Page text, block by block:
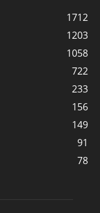
1712
1203
1058
722
233
156
149
91
78